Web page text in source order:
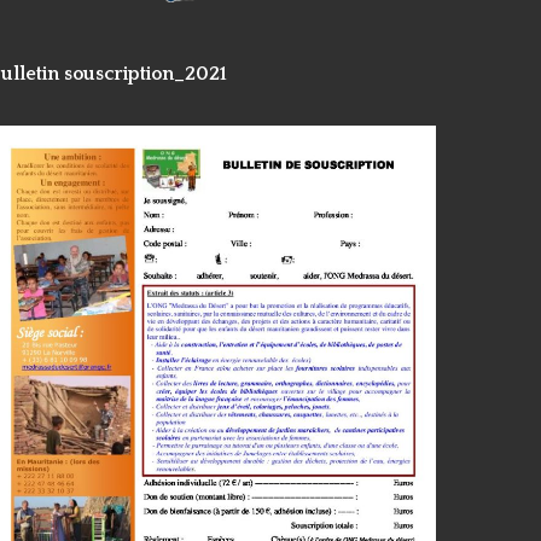
souscription_2021